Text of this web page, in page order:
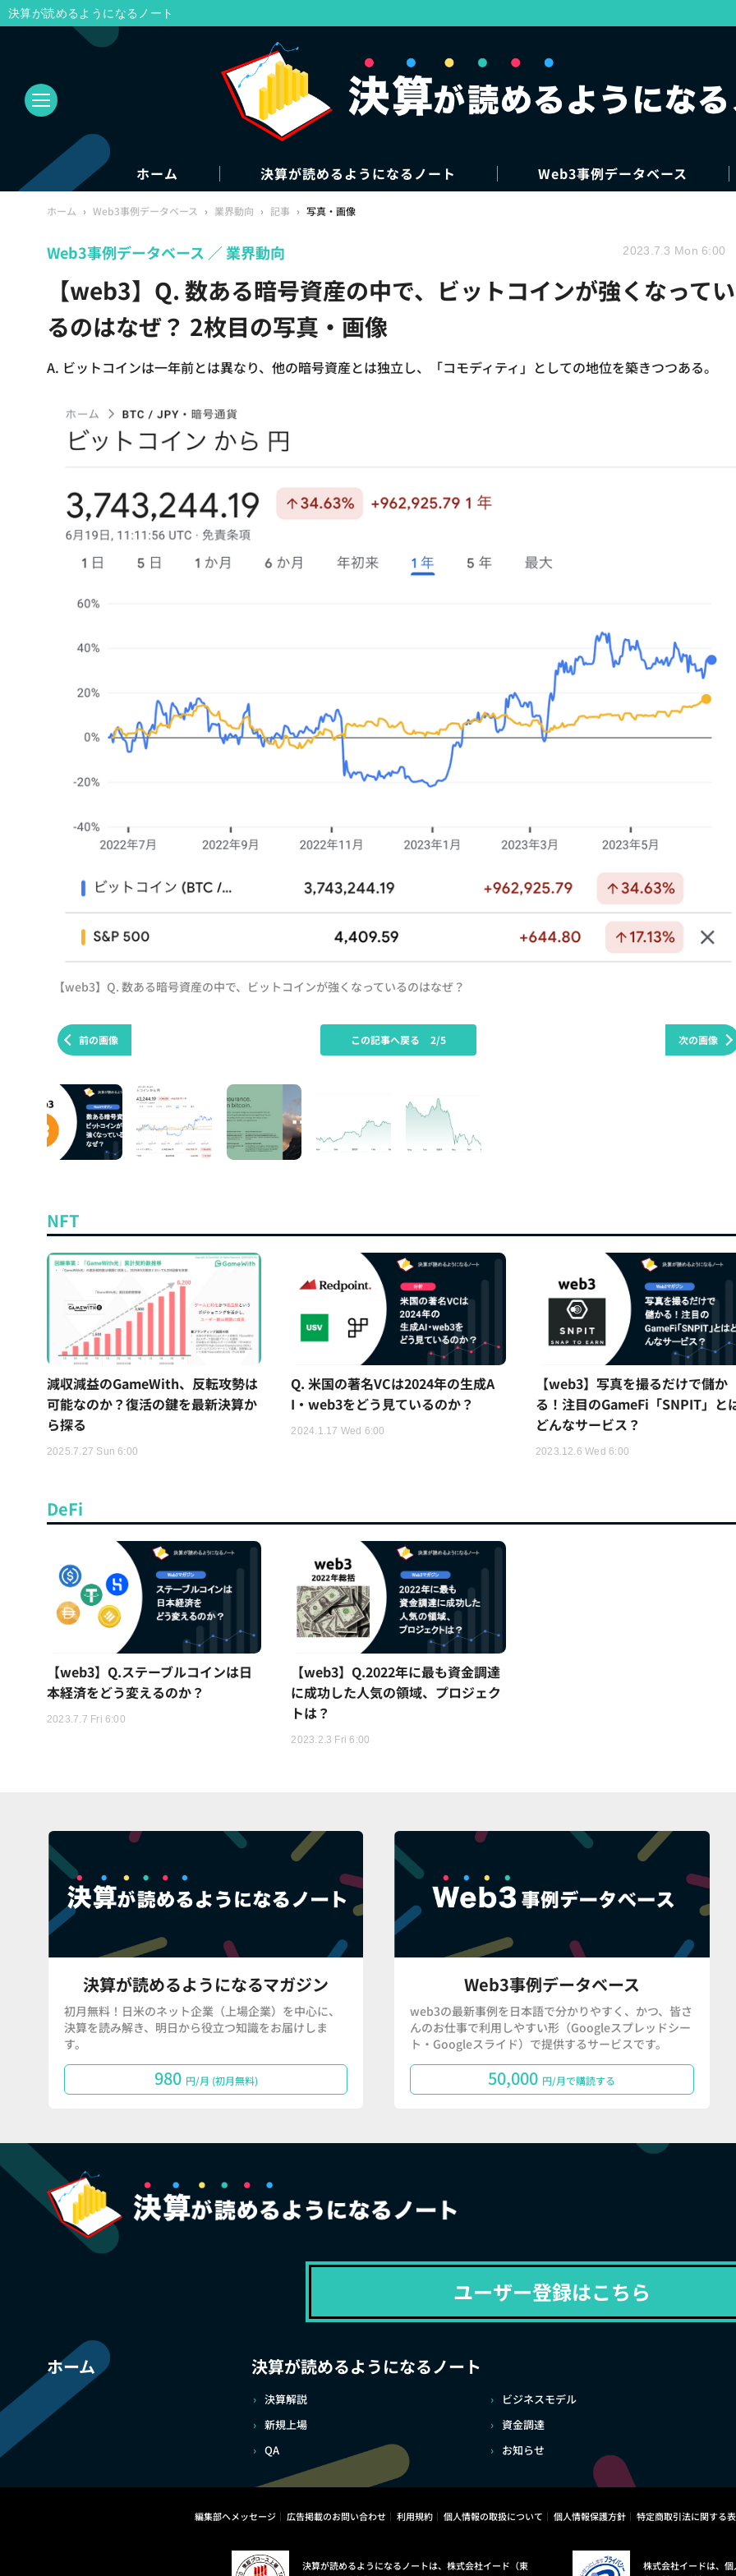
ホーム 決算が読めるようになるノート Web3事例データベース
ホーム › Web3事例データベース › 業界動向 › 記事 › 写真・画像
【web3】Q. 数ある暗号資産の中で、ビットコインが強くなってい
るのはなぜ？ 2枚目の写真・画像
A. ビットコインは一年前とは異なり、他の暗号資産とは独立し、「コモディティ」としての地位を築きつつある。
Web3事例データベース 業界動向 2023.7.3 Mon 6:00
【web3】Q. 数ある暗号資産の中で、ビットコインが強くなっているのはなぜ？
前の画像 次の画像
この記事へ戻る 2/5
NFT
減収減益のGameWith、反転攻勢は
可能なのか？復活の鍵を最新決算か
ら探る
2025.7.27 Sun 6:00
Q. 米国の著名VCは2024年の生成A
I・web3をどう見ているのか？
2024.1.17 Wed 6:00
【web3】写真を撮るだけで儲か
る！注目のGameFi「SNPIT」と
どんなサービス？
2023.12.6 Wed 6:00
DeFi
【web3】Q.ステーブルコインは日
本経済をどう変えるのか？
2023.7.7 Fri 6:00
【web3】Q.2022年に最も資金調達
に成功した人気の領域、プロジェク
トは？
2023.2.3 Fri 6:00
決算が読めるようになるマガジン
初月無料！日米のネット企業（上場企業）を中心に、
決算を読み解き、明日から役立つ知識をお届けしま
す。
980 円/月 (初月無料)
Web3事例データベース
web3の最新事例を日本語で分かりやすく、かつ、皆さ
んのお仕事で利用しやすい形（Googleスプレッドシー
ト・Googleスライド）で提供するサービスです。
50,000 円/月で購読する
ユーザー登録はこちら
ホーム 決算が読めるようになるノート
決算解説
ビジネスモデル
新規上場
資金調達
QA
お知らせ
編集部へメッセージ 広告掲載のお問い合わせ 利用規約 個人情報の取扱について 個人情報保護方針 特定商取引法に関する
決算が読めるようになるノートは、株式会社イード（東
株式会社イードは、
決算が読めるようになるノート